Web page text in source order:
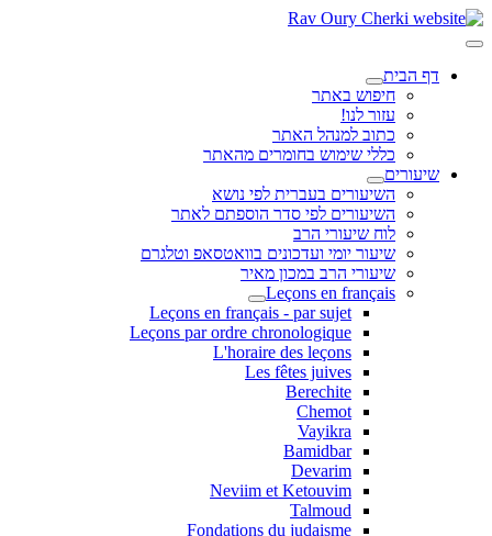
דף הבית
חיפוש באתר
עזור לנו!
כתוב למנהל האתר
כללי שימוש בחומרים מהאתר
שיעורים
השיעורים בעברית לפי נושא
השיעורים לפי סדר הוספתם לאתר
לוח שיעורי הרב
שיעור יומי ועדכונים בוואטסאפ וטלגרם
שיעורי הרב במכון מאיר
Leçons en français
Leçons en français - par sujet
Leçons par ordre chronologique
L'horaire des leçons
Les fêtes juives
Berechite
Chemot
Vayikra
Bamidbar
Devarim
Neviim et Ketouvim
Talmoud
Fondations du judaisme